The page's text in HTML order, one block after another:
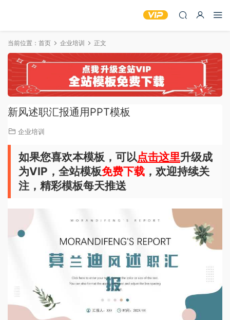
当前位置： 首页 企业培训 正文
新风述职汇报通用PPT模板
企业培训
如果您喜欢本模板，可以点击这里升级成
为VIP，全站模板免费下载 ，欢迎持续关
注，精彩模板每天推送